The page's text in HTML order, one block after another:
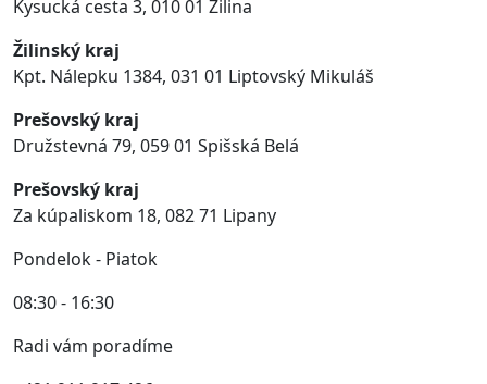
Kysucká cesta 3, 010 01 Žilina
Žilinský kraj
Kpt. Nálepku 1384, 031 01 Liptovský Mikuláš
Prešovský kraj
Družstevná 79, 059 01 Spišská Belá
Prešovský kraj
Za kúpaliskom 18, 082 71 Lipany
Pondelok - Piatok
08:30 - 16:30
Radi vám poradíme